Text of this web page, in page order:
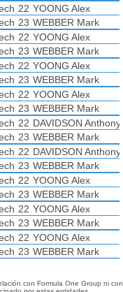
22 YOONG Alex
23 WEBBER Mark
22 YOONG Alex
23 WEBBER Mark
22 YOONG Alex
23 WEBBER Mark
22 YOONG Alex
23 WEBBER Mark
22 DAVIDSON Anthony
23 WEBBER Mark
22 DAVIDSON Anthony
23 WEBBER Mark
22 YOONG Alex
23 WEBBER Mark
22 YOONG Alex
23 WEBBER Mark
22 YOONG Alex
23 WEBBER Mark
con Formula One Group ni con